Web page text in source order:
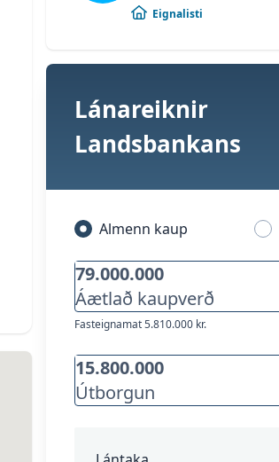
Eignalisti
Lánareiknir
Landsbankans
Almenn kaup
Áætlað kaupverð
Fasteignamat5.810.000 kr.
Útborgun